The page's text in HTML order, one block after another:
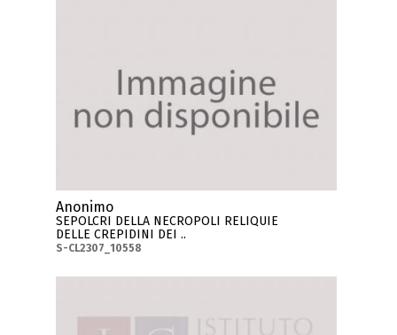
Anonimo
SEPOLCRI DELLA NECROPOLI RELIQUIE
DELLE CREPIDINI DEI ..
S-CL2307_10558